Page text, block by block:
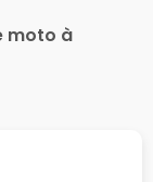
moto à